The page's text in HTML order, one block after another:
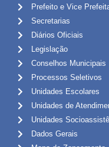
Prefeito e Vice
Secretarias
Diários Oficiais
Legislação
Conselhos Municipais
Processos Seletivos
Unidades Escolares
Unidades de
Unidades
Dados Gerais